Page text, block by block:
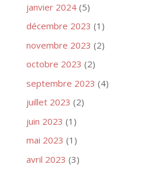
janvier 2024(5)
décembre 2023 (1)
novembre 2023 (2)
octobre 2023 (2)
septembre 2023 (4)
juillet 2023 (2)
juin 2023 (1)
mai 2023 (1)
avril 2023 (3)